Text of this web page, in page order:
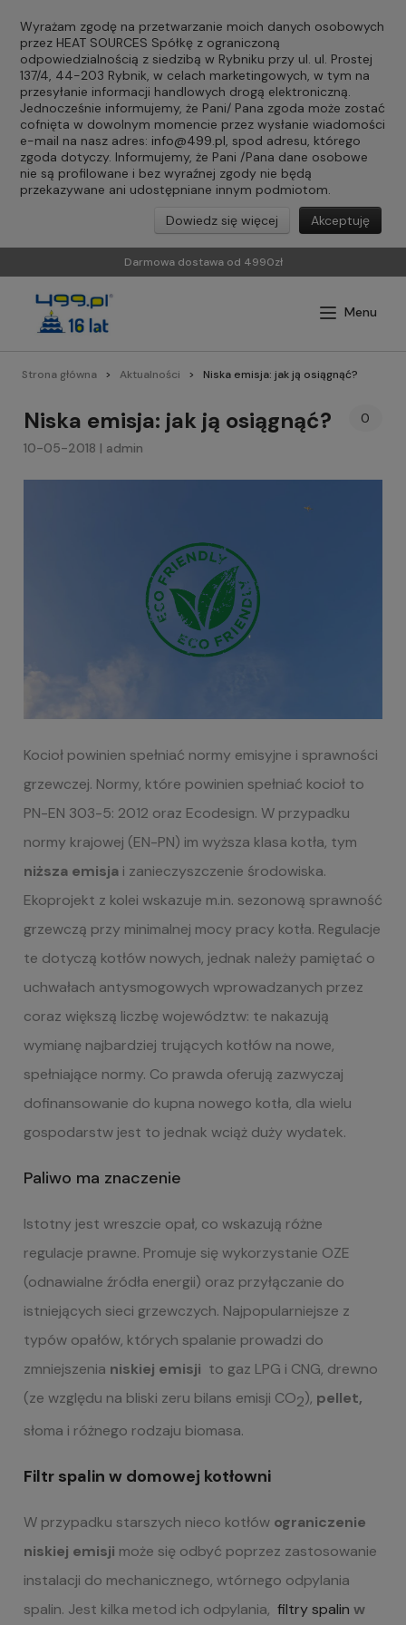
Wyrażam zgodę na przetwarzanie moich danych osobowych
przez HEAT SOURCES Spółkę z ograniczoną
odpowiedzialnością z siedzibą w Rybniku przy ul. ul. Prostej
137/4, 44-203 Rybnik, w celach marketingowych, w tym na
przesyłanie informacji handlowych drogą elektroniczną.
Jednocześnie informujemy, że Pani/ Pana zgoda może zostać
cofnięta w dowolnym momencie przez wysłanie wiadomości
e-mail na nasz adres: info@499.pl, spod adresu, którego
zgoda dotyczy. Informujemy, że Pani /Pana dane osobowe
nie są profilowane i bez wyraźnej zgody nie będą
przekazywane ani udostępniane innym podmiotom.
Akceptuję
Dowiedz się więcej
Darmowa dostawa od 4990zł
Strona główna Aktualności Niska emisja: jak ją osiągnąć?
Niska emisja: jak ją osiągnąć?
0
10-05-2018 | admin
Kocioł powinien spełniać normy emisyjne i sprawności
grzewczej. Normy, które powinien spełniać kocioł to
PN-EN 303-5: 2012 oraz Ecodesign. W przypadku
normy krajowej (EN-PN) im wyższa klasa kotła, tym
niższa emisja i zanieczyszczenie środowiska.
Ekoprojekt z kolei wskazuje m.in. sezonową sprawność
grzewczą przy minimalnej mocy pracy kotła. Regulacje
te dotyczą kotłów nowych, jednak należy pamiętać o
uchwałach antysmogowych wprowadzanych przez
coraz większą liczbę województw: te nakazują
wymianę najbardziej trujących kotłów na nowe,
spełniające normy. Co prawda oferują zazwyczaj
dofinansowanie do kupna nowego kotła, dla wielu
gospodarstw jest to jednak wciąż duży wydatek.
Paliwo ma znaczenie
Istotny jest wreszcie opał, co wskazują różne
regulacje prawne. Promuje się wykorzystanie OZE
(odnawialne źródła energii) oraz przyłączanie do
istniejących sieci grzewczych. Najpopularniejsze z
typów opałów, których spalanie prowadzi do
zmniejszenia niskiej emisji to gaz LPG i CNG, drewno
(ze względu na bliski zeru bilans emisji CO2), pellet,
słoma i różnego rodzaju biomasa.
Filtr spalin w domowej kotłowni
W przypadku starszych nieco kotłów ograniczenie
niskiej emisji może się odbyć poprzez zastosowanie
instalacji do mechanicznego, wtórnego odpylania
spalin. Jest kilka metod ich odpylania, filtry spalin w